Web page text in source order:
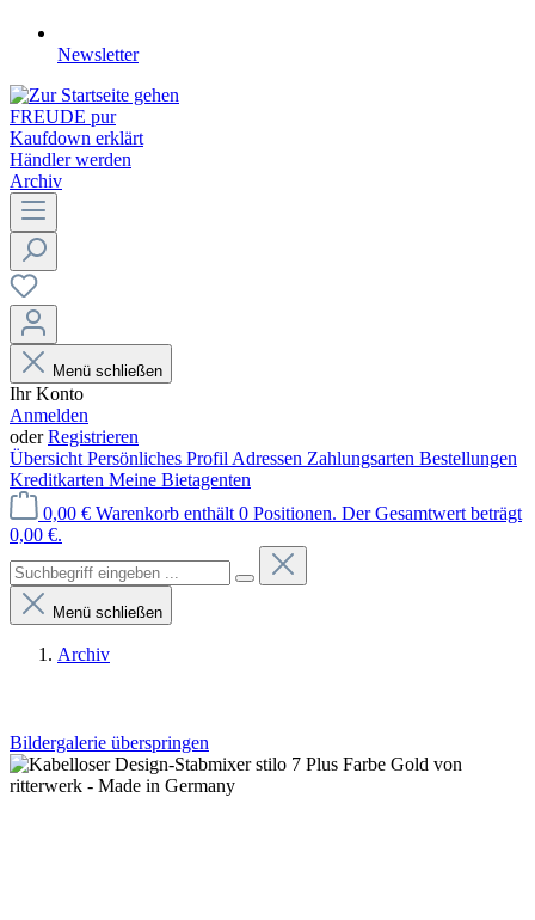
Newsletter
FREUDE pur
Kaufdown erklärt
Händler werden
Archiv
Menü schließen
Ihr Konto
Anmelden
oderRegistrieren
Übersicht Persönliches Profil Adressen Zahlungsarten Bestellungen
Kreditkarten Meine Bietagenten
0,00 € Warenkorb enthält 0 Positionen. Der Gesamtwert beträgt
0,00 €.
Menü schließen
Archiv
Bildergalerie überspringen